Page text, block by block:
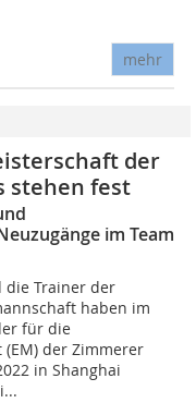
mehr
der
stehen fest
im Team
die Trainer der
haben im
für die
der Zimmerer
in Shanghai